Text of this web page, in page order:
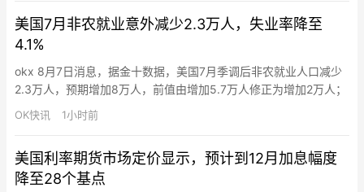
美国7月非农就业意外减少2.3万人，失业率降至
4.1%
okx 8月7日消息，据金十数据，美国7月季调后非农就业人口减少
2.3万人，预期增加8万人，前值由增加5.7万人修正为增加2万人；
美国7月失业率为4.1%，预期4.2%，前值4.2%。
OK快讯 1小时前
美国利率期货市场定价显示，预计到12月加息幅度
降至28个基点